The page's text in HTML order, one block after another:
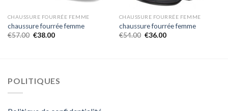
CHAUSSURE FOURRÉE FEMME
chaussure fourrée femme
€57.00 €38.00
CHAUSSURE FOURRÉE FEMME
chaussure fourrée femme
€54.00 €36.00
POLITIQUES